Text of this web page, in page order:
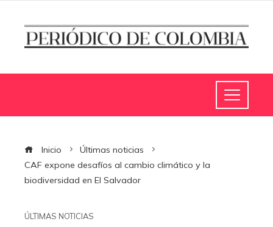
Inicio
Últimas noticias
CAF expone desafíos al cambio climático y la
biodiversidad en El Salvador
ÚLTIMAS NOTICIAS